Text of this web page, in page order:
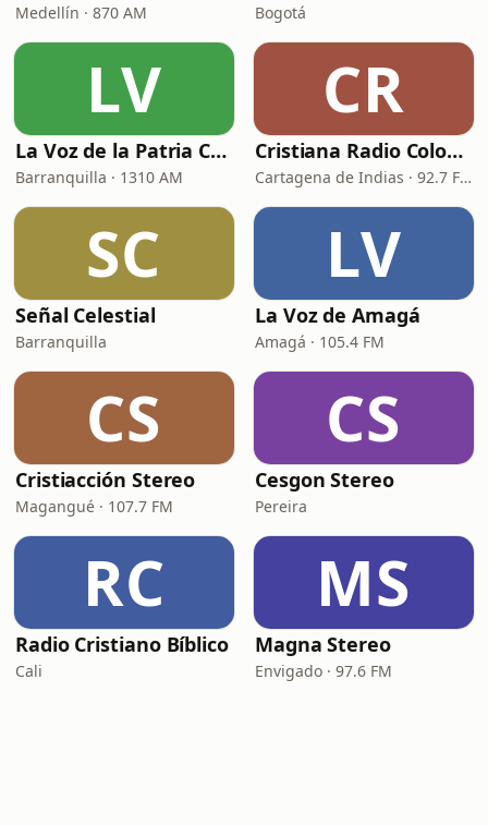
Medellín · 870 AM Bogotá
LV
La Voz de la Patria Celestial
Barranquilla · 1310 AM
CR
Cristiana Radio Colombia
Cartagena de Indias · 92.7 FM
SC
Señal Celestial
Barranquilla
LV
La Voz de Amagá
Amagá · 105.4 FM
CS
Cristiacción Stereo
Magangué · 107.7 FM
CS
Cesgon Stereo
Pereira
RC
Radio Cristiano Bíblico
Cali
MS
Magna Stereo
Envigado · 97.6 FM